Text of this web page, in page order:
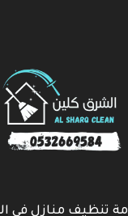
تنظيف منازل في